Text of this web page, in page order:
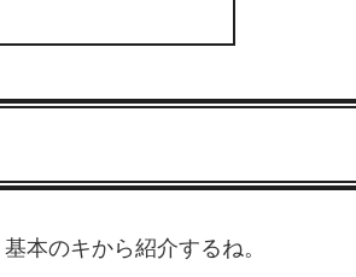
本のキから紹介するね。